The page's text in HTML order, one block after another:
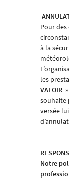
Pour des
à la
les
VALOIR
souhaite
versée
Notre